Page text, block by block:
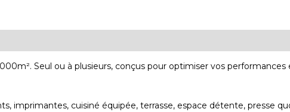
Seul ou à plusieurs, conçus pour optimiser vos
imprimantes, cuisiné équipée, terrasse, espace détente, presse